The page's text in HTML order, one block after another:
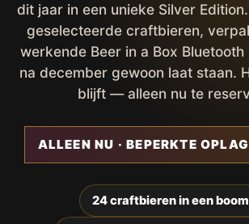
dit jaar in een unieke Silver
geselecteerde craftbieren,
werkende Beer in a Box
na december gewoon laat staan.
blijft — alleen nu te
ALLEEN NU · BEPERKTE
24 craftbieren in een